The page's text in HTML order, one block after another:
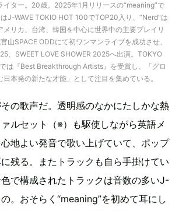
イター。20歳。2025年1月リリースの“meaning”で
J-WAVE TOKIO HOT 100でTOP20入り、“Nerd”は
メリカ、台湾、韓国を中心に世界中の主要プレイリ
山SPACE ODDにて初ワンマンライブを成功させ、
、SWEET LOVE SHOWER 2025へ出演。TOKYO
は『Best Breakthrough Artists』を受賞し、「グロ
本発の新たな才能」として注目を集めている。
の歌声だ。透明感のなかにたしかな熱
ルセット（※）も駆使しながら英語メ
地よい発音で歌い上げていて、ポップ
残る。またトラックも自ら手掛けてい
で構成されたトラックは音数の多いJ-
。おそらく“meaning”を初めて耳にし